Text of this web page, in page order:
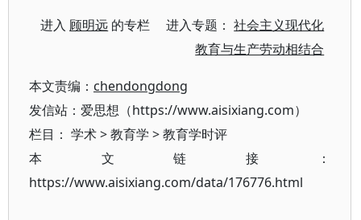
进入 顾明远 的专栏 进入专题：社会主义现代化
教育与生产劳动相结合
本文责编： chendongdong
发信站：爱思想（https://www.aisixiang.com）
栏目： 学术>教育学 >教育学时评
本文链接：
https://www.aisixiang.com/data/176776.html